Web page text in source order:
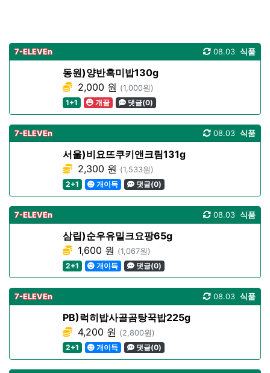
7-ELEVEn 식품
08.03
동원)양반흑미밥130g
2,000 원 (1,000원)
1+1
개꿀 댓글(0)
7-ELEVEn 식품
08.03
서울)비요뜨쿠키앤크림131g
2,300 원 (1,533원)
2+1
개이득 댓글(0)
7-ELEVEn 식품
08.03
삼립)순우유밀크요팡65g
1,600 원 (1,067원)
2+1
개이득 댓글(0)
7-ELEVEn 식품
08.03
PB)럭히밥사골곰탕꾹밥225g
4,200 원 (2,800원)
2+1
개이득 댓글(0)